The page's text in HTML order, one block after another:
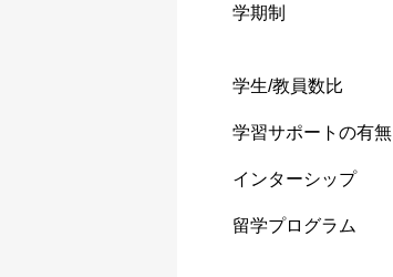
学期制
学生/教員数比
学習サポートの有無
インターシップ
留学プログラム